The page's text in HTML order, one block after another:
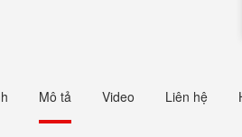
Mô tả Video Liên hệ